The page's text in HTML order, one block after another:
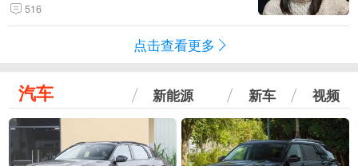
516
点击查看更多
汽车 新能源 新车 视频